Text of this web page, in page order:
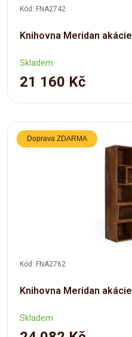
Kód: FNA2742
Knihovna Meridan akácie
Skladem
21 160 Kč
Doprava ZDARMA
Kód: FNA2762
Knihovna Meridan akácie
Skladem